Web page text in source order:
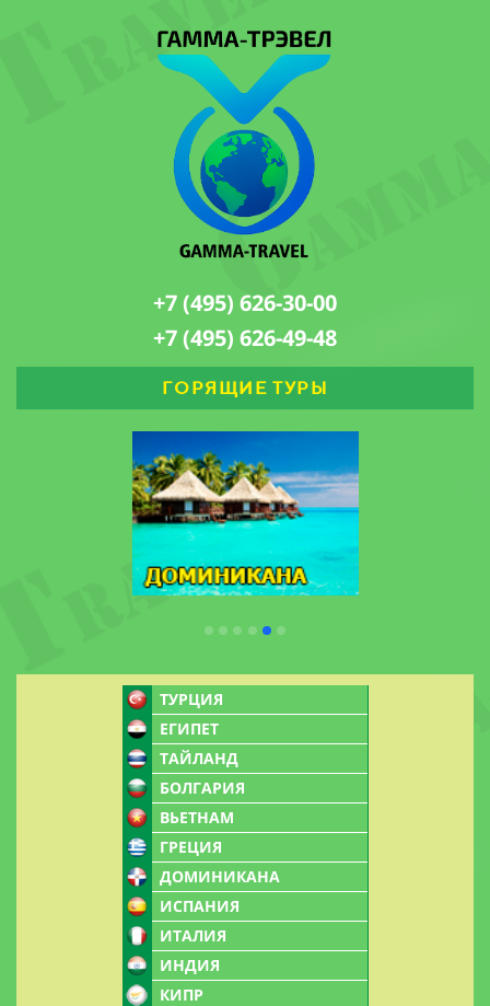
+7 (495) 626-30-00
+7 (495) 626-49-48
ГОРЯЩИЕ ТУРЫ
ТУРЦИЯ
ЕГИПЕТ
ТАЙЛАНД
БОЛГАРИЯ
ВЬЕТНАМ
ГРЕЦИЯ
ДОМИНИКАНА
ИСПАНИЯ
ИТАЛИЯ
ИНДИЯ
КИПР